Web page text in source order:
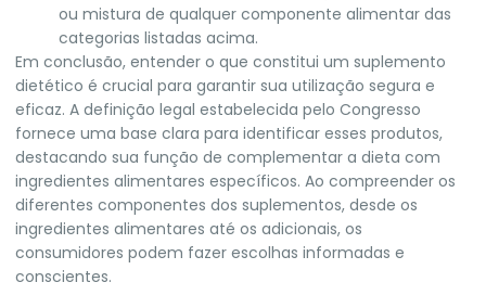
ou mistura de qualquer componente alimentar das
categorias listadas acima.
Em conclusão, entender o que constitui um suplemento
dietético é crucial para garantir sua utilização segura e
eficaz. A definição legal estabelecida pelo Congresso
fornece uma base clara para identificar esses produtos,
destacando sua função de complementar a dieta com
ingredientes alimentares específicos. Ao compreender os
diferentes componentes dos suplementos, desde os
ingredientes alimentares até os adicionais, os
consumidores podem fazer escolhas informadas e
conscientes.